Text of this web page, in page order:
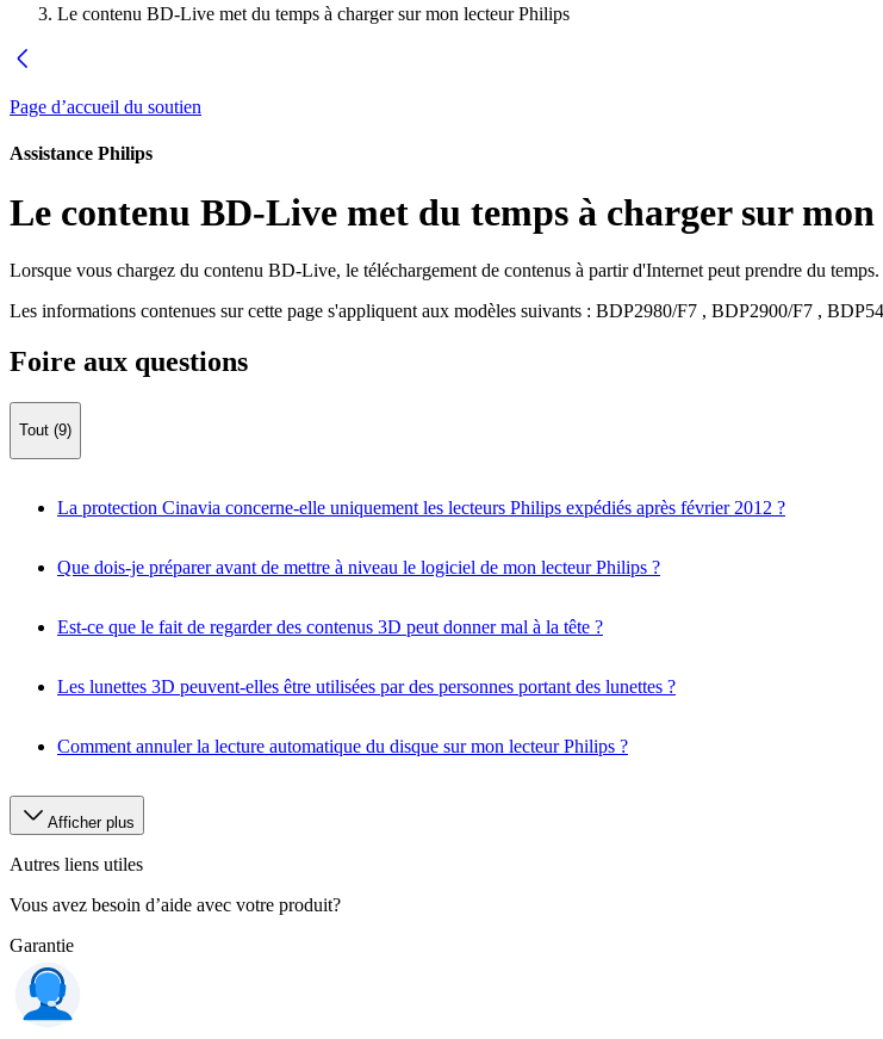
Le contenu BD-Live met du temps à charger sur mon lecteur Philips
Page d’accueil du soutien
Assistance Philips
Le contenu BD-Live met du temps à charger sur
Lorsque vous chargez du contenu BD-Live, le téléchargement de contenus à partir d'Internet peut prendre du
Les informations contenues sur cette page s'appliquent aux modèles suivants : BDP2980/F7 , BDP2900/F7 ,
Foire aux questions
Tout (9)
La protection Cinavia concerne-elle uniquement les lecteurs Philips expédiés après février 2012 ?
Que dois-je préparer avant de mettre à niveau le logiciel de mon lecteur Philips ?
Est-ce que le fait de regarder des contenus 3D peut donner mal à la tête ?
Les lunettes 3D peuvent-elles être utilisées par des personnes portant des lunettes ?
Comment annuler la lecture automatique du disque sur mon lecteur Philips ?
Afficher plus
Autres liens utiles
Vous avez besoin d’aide avec votre produit?
Garantie